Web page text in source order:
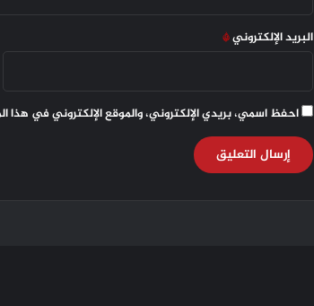
البريد الإلكتروني*
احفظ اسمي، بريدي الإلكتروني، والموقع الإلكتروني في